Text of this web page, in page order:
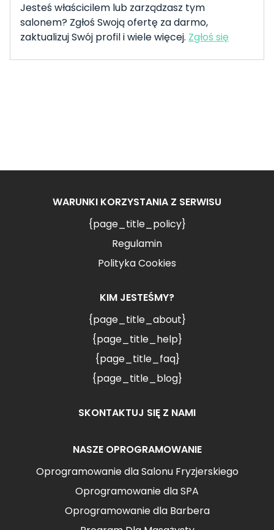
Jesteś właścicilem lub zarządzasz tym
salonem? Zgłoś Swoją ofertę za darmo,
zaktualizuj Swój profil i wiele więcej. Zgłoś się
WARUNKI KORZYSTANIA Z SERWISU
{page_title_policy}
Regulamin
Polityka Cookies
KIM JESTEŚMY?
{page_title_about}
{page_title_help}
{page_title_faq}
{page_title_blog}
SKONTAKTUJ SIĘ Z NAMI
NASZE OPROGRAMOWANIE
Oprogramowanie dla Salonu Fryzjerskiego
Oprogramowanie dla SPA
Oprogramowanie dla Barbera